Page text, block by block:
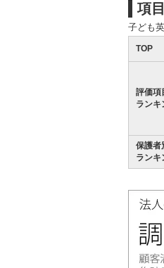
項
子ども
TOP
評価項
ランキ
保護者
ランキ